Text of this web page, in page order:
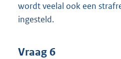
wordt veelal ook een
ingesteld.
Vraag 6